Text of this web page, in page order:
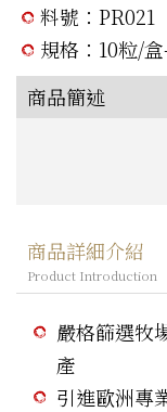
料號：PR021
規格：10粒/
商品簡述
商品詳細介紹
Product Introduction
嚴格篩選牧
產
引進歐洲專